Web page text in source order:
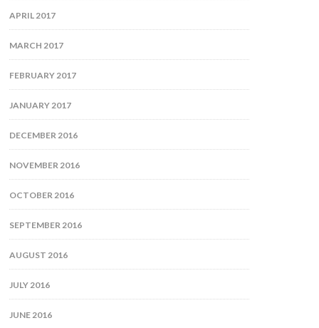
APRIL 2017
MARCH 2017
FEBRUARY 2017
JANUARY 2017
DECEMBER 2016
NOVEMBER 2016
OCTOBER 2016
SEPTEMBER 2016
AUGUST 2016
JULY 2016
JUNE 2016